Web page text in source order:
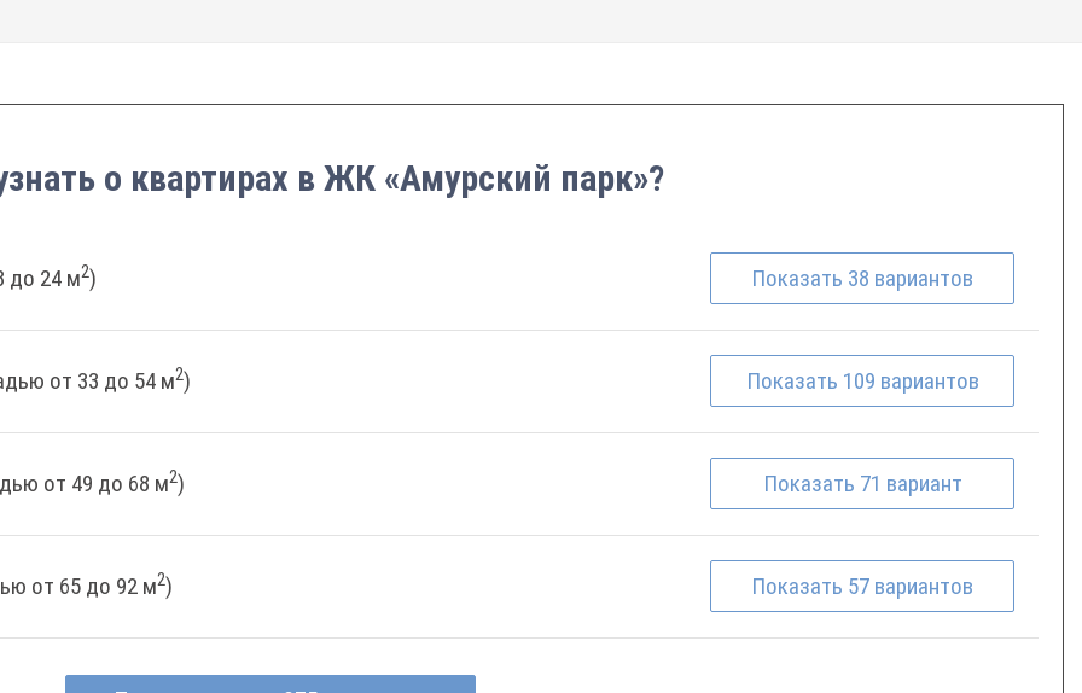
о квартирах в ЖК «Амурский парк»?
до 24 м2) Показать 38 вариантов
от 33 до 54 м2) Показать 109 вариантов
от 49 до 68 м2) Показать 71 вариант
от 65 до 92 м2) Показать 57 вариантов